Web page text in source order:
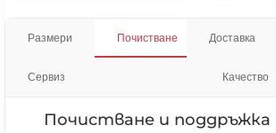
Размери Почистване Доставка
Сервиз Качество
Почистване и поддръжка